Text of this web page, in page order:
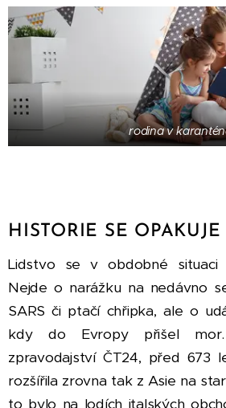
rodina v
HISTORIE SE OPAKUJE
Lidstvo se v obdobné situaci
Nejde o narážku na nedávno
SARS či ptačí chřipka, ale o
kdy do Evropy přišel mor.
zpravodajství ČT24, před 673
rozšířila zrovna tak z Asie na
to bylo na lodích italských